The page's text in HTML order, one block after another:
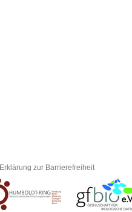
Erklärung zur Barrierefreiheit